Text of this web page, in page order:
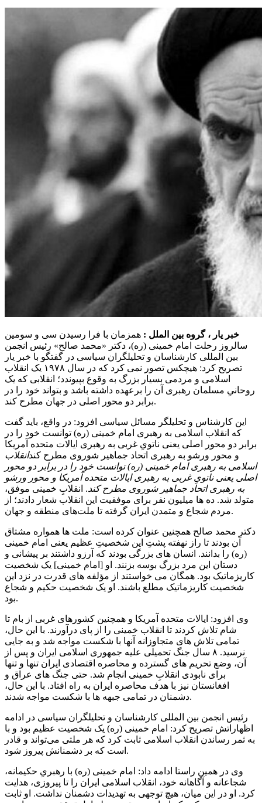
خبر یار ، گروه بین الملل : همزمان با فرا رسیدن سی و سومین
سالروز رحلت امام خمینی (ره)، دکتر «محمد صالح» رئیس انجمن
بین المللی کارشناسان و تحلیلگران سیاسی در گفتگو با خبر یار
تصریح کرد: هیچکس تصور نمی کرد که در سال ۱۹۷۸ یک انقلاب
اسلامی و مردمی بسیار بزرگ به وقوع بپیوندد؛ انقلابی که یک
روحانیِ مسلمان رهبری آن را برعهده داشته باشد و بتواند خود را در
برابر دو محور اصلی در جهان مطرح کند.
این کارشناس و تحلیلگر مسائل سیاسی افزود: در واقع، باید گفت
که انقلاب اسلامی به رهبری امام خمینی (ره) توانست خود را در
برابر دو محور اصلی یعنی ناتویِ غربی به رهبری ایالات متحده آمریکا
و محور ورشو به رهبری اتحاد جماهیر شوروی مطرح کندانقلاب
اسلامی به رهبری امام خمینی (ره) توانست خود را در برابر دو محور
اصلی یعنی ناتویِ غربی به رهبری ایالات متحده آمریکا و محور ورشو
به رهبری اتحاد جماهیر شوروی مطرح کند. انقلابِ خمینی موفق،
متولد شد. ده ها میلیون نفر برای موفقیت این انقلاب شعار دادند؛ از
مردم شجاع و متمدن ایران گرفته تا ملت‌های منطقه و جهان.
دکتر محمد صالح همچنین عنوان کرده است: ملت ها همواره مشتاق
آن بودند تا راز نهفته پشتِ این شخصیتِ عظیم یعنی امام خمینی
(ره) را بدانند. انسان های بزرگی بودند که آرزو داشتند بر پیشانی و
دستان این مرد بزرگ بوسه بزنند. او [امام خمینی] یک شخصیت
کاریزماتیک بود. همگان می خواستند از مؤلفه های قدرت در نزد این
شخصیت کاریزماتیک مطلع باشند. او یک شخصیت حکیم و شجاع
بود.
وی افزود: ایالات متحده آمریکا و همچنین کشورهای غربی از بام تا
شام تلاش کردند تا انقلاب خمینی را از پای درآورند. با این حال،
تمامی تلاش های متجاوزانه آنها با شکست مواجه شد و به جایی
نرسید. ۸ سال جنگ تحمیلی علیه جمهوری اسلامی ایران و پس از
آن، وضع تحریم های گسترده و محاصره اقتصادی ایران تنها و تنها
برای نابودی انقلابِ خمینی انجام شد. حتی جنگ های عراق و
افغانستان نیز با هدف محاصره ایران به راه افتاد. با این حال،
دشمنان در تمامی جبهه ها با شکست مواجه شدند.
رئیس انجمن بین المللی کارشناسان و تحلیلگران سیاسی در ادامه
اظهاراتش تصریح کرد: امام خمینی (ره) یک شخصیت عظیم بود و با
به ثمر رساندن انقلاب اسلامی ثابت کرد که هر ملتی می‌تواند و قادر
است که بر دشمنانش پیروز شود.
وی در همین راستا ادامه داد: امام خمینی (ره) با رهبریِ حکیمانه،
شجاعانه و آگاهانه خود، انقلاب اسلامی ایران را تا پیروزی، هدایت
کرد. او در این میان، هیچ توجهی به تهدیدات دشمنان نداشت. او ثابت